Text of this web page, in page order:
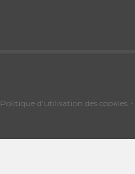
Politique d'utilisation des cookies